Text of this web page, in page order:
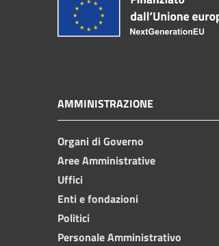
AMMINISTRAZIONE
Organi di Governo
Aree Amministrative
Uffici
Enti e fondazioni
Politici
Personale Amministrativo